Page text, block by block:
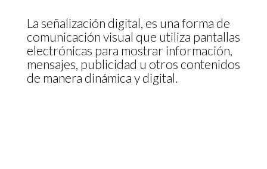
La señalización digital, es una forma de
comunicación visual que utiliza pantallas
electrónicas para mostrar información,
mensajes, publicidad u otros contenidos
de manera dinámica y digital.